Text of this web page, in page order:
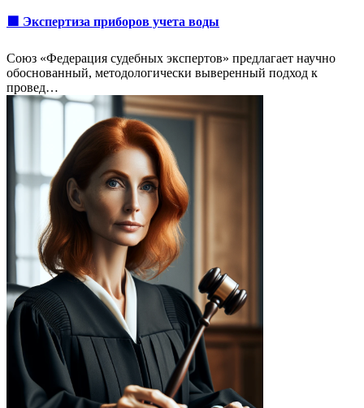
🟩 Экспертиза приборов учета воды
Союз «Федерация судебных экспертов» предлагает научно
обоснованный, методологически выверенный подход к
провед…